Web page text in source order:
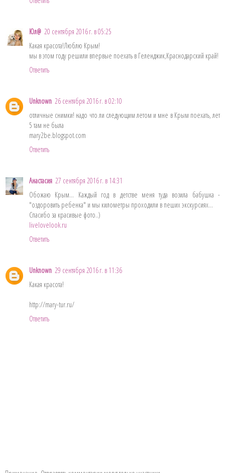
Юл@ 20 сентября 2016 г. в 05:25
Какая красота!Люблю Крым!
мы в этом году решили впервые поехать в Геленджик,Краснодарский край!
Ответить
Unknown 26 сентября 2016 г. в 02:10
отличные снимки! надо что ли следующим летом и мне в Крым поехать, лет
5 там не была
mary2be.blogspot.com
Ответить
Анастасия 27 сентября 2016 г. в 14:31
Обожаю Крым... Каждый год в детстве меня туда возила бабушка -
"оздоровить ребенка" и мы километры проходили в пеших экскурсиях...
Спасибо за красивые фото..)
livelovelook.ru
Ответить
Unknown 29 сентября 2016 г. в 11:36
Какая красота!
http://mary-tur.ru/
Ответить